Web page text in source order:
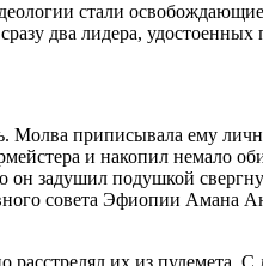
стали
два лидера,
приписывала ему
и накопил немало
задушил подушкой
совета Эфиопии Амана
их из пулемета.